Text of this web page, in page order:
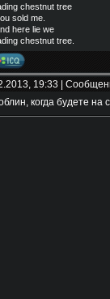
chestnut tree
sold me.
here lie we
chestnut tree.
19:33 |
когда будете на